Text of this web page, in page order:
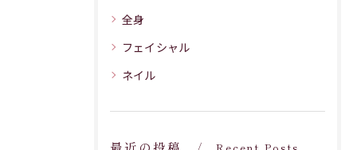
全身
フェイシャル
ネイル